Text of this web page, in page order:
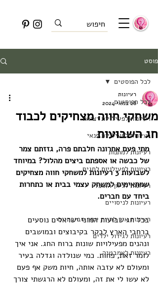
פוסט
לכל הפוסטים
רעיונות לפעילויות יצירה
רעיונות לפעילויות פנאי
רעיונות למתנות
רעיונות לפעילויות לחגים
רעיונות לגיוון האוכל
רעיונות לניסויים
רעיונות איך להיות יותר סביבתיים
רעיונות לגידול ילדים
רעיונות לאמבטיה
לכל הפוסטים
משחקי חווה מצחיקים לכבוד
חג השבועות
רעיונות
28 במאי 2024
מתי פעם אחרונה חלבתם פרה, גזזתם צמר
של כבשה או אספתם ביצים מהלול? במיוחד
לשבועות 3 רעיונות למשחקי חווה מצחיקים
שמתאימים למשחק עצמי בבית או כתחרות
ביחד עם חברים.
בכל חג שבועות המוני ישראלים נוסעים
ברחבי הארץ לבקר בקיבוצים ובמושבים
ונהנים מפעילויות שונות ברוח החג. אני איך
לומר זאת, פחות. כמי שנולדה וגדלה בעיר
ומעולם לא עזבה אותה, חיות משק אף פעם
לא עשו לי את זה, ומעולם לא הרגשתי צורך